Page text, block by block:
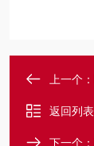
上一个：
返回列表
下一个：